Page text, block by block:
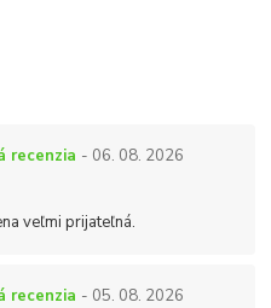
recenzia - 06. 08. 2026
veľmi prijateľná.
recenzia - 05. 08. 2026